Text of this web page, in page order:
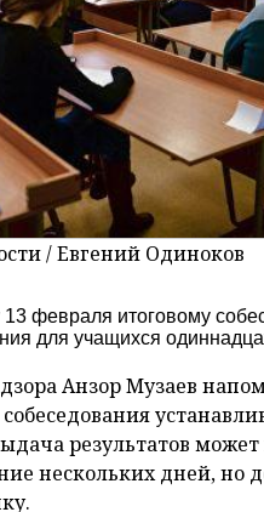
/ Евгений Одиноков
февраля итоговому
для учащихся
Анзор Музаев
результатов
нескольких дней, но